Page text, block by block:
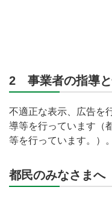
2 事業者の指導
不適正な表示、広告を
導等を行っています（
等を行っています。）。
都民のみなさまへ